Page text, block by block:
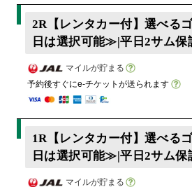
2R【レンタカー付】選べる
日は選択可能≫|平日2サム保
マイルが貯まる
予約後すぐにe-チケットが送られます
1R【レンタカー付】選べる
日は選択可能≫|平日2サム保
マイルが貯まる